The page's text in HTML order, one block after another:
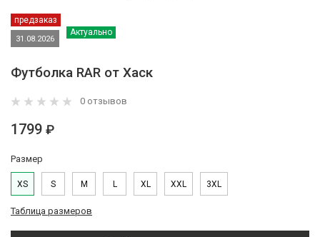
предзаказ
31.08.2026
Актуально
Футболка RAR от Хаск
0 отзывов
1799 ₽
Размер
XS S M L XL XXL 3XL
Таблица размеров